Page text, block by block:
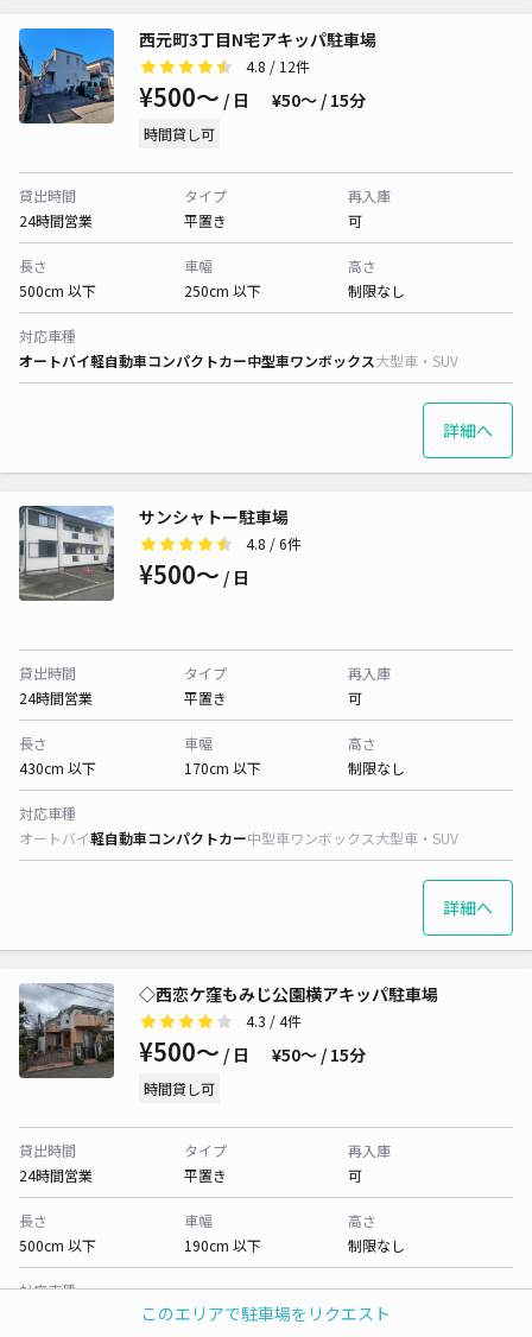
このエリアで駐車場をリクエスト
西元町3丁目N宅アキッパ駐車場
4.8 / 12件
¥500〜 / 日 ¥50〜 / 15分
時間貸し可
貸出時間
24時間営業
タイプ
平置き
再入庫
可
長さ
500cm 以下
車幅
250cm 以下
高さ
制限なし
対応車種
オートバイ軽自動車コンパクトカー中型車ワンボックス大型車・SUV
詳細へ
サンシャトー駐車場
4.8 / 6件
¥500〜 / 日
貸出時間
24時間営業
タイプ
平置き
再入庫
可
長さ
430cm 以下
車幅
170cm 以下
高さ
制限なし
対応車種
オートバイ軽自動車コンパクトカー中型車ワンボックス大型車・SUV
詳細へ
◇西恋ケ窪もみじ公園横アキッパ駐車場
4.3 / 4件
¥500〜 / 日 ¥50〜 / 15分
時間貸し可
貸出時間
24時間営業
タイプ
平置き
再入庫
可
長さ
500cm 以下
車幅
190cm 以下
高さ
制限なし
対応車種
軽自動車コンパクトカー中型車ワンボックス 大型車・SUV